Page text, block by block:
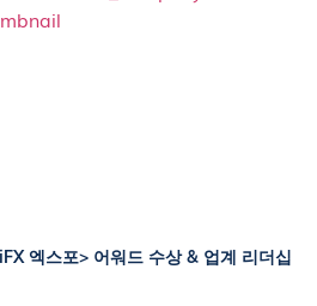
엑스포> 어워드 수상 & 업계 리더십